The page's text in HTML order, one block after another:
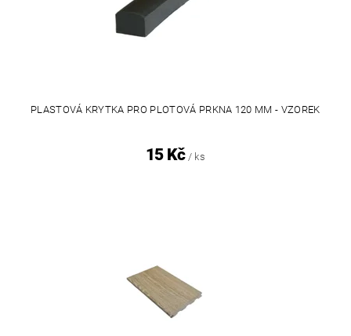
PLASTOVÁ KRYTKA PRO PLOTOVÁ PRKNA 120 MM - VZOREK
15 Kč / ks